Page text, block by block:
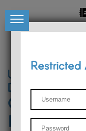
University of
Départment of
Center for
Research
Restricted